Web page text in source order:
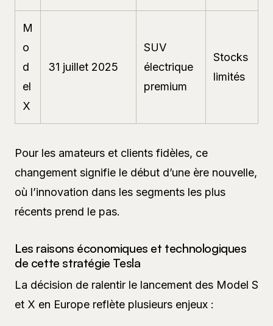
M
o
d
el
X
31 juillet 2025
SUV
électrique
premium
Stocks
limités
Pour les amateurs et clients fidèles, ce
changement signifie le début d’une ère nouvelle,
où l’innovation dans les segments les plus
récents prend le pas.
Les raisons économiques et technologiques
de cette stratégie Tesla
La décision de ralentir le lancement des Model S
et X en Europe reflète plusieurs enjeux :